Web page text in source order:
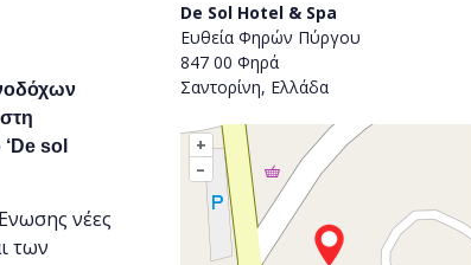
sol
νέες
των
De Sol Hotel & Spa
Ευθεία Φηρών Πύργου
847 00 Φηρά
Σαντορίνη, Ελλάδα
+
–